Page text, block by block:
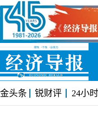
金头条 锐财评 24小时